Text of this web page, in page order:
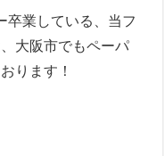
卒業している、当フ
大阪市でもペーパ
ります！